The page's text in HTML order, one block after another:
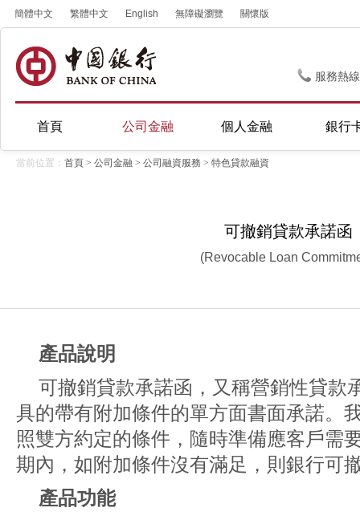
簡體中文 繁體中文 English 無障礙瀏覽 關懷版
服務熱
首頁 公司金融 個人金融 銀行
當前位置： 首頁 > 公司金融 > 公司融資服務 > 特色貸款融資
可撤銷貸款承諾函
(Revocable Loan
產品說明
可撤銷貸款承諾函，又稱營銷性貸款
具的帶有附加條件的單方面書面承諾。
照雙方約定的條件，隨時準備應客戶需
期內，如附加條件沒有滿足，則銀行可
產品功能